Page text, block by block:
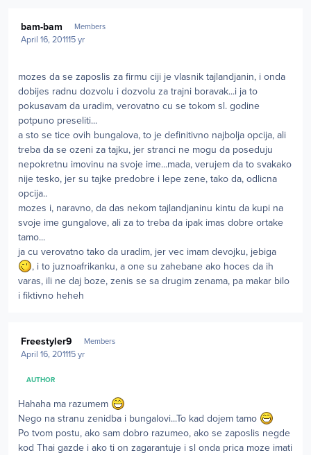
bam-bam Members
April 16, 201115 yr
mozes da se zaposlis za firmu ciji je vlasnik tajlandjanin, i onda
dobijes radnu dozvolu i dozvolu za trajni boravak...i ja to
pokusavam da uradim, verovatno cu se tokom sl. godine
potpuno preseliti...
a sto se tice ovih bungalova, to je definitivno najbolja opcija, ali
treba da se ozeni za tajku, jer stranci ne mogu da poseduju
nepokretnu imovinu na svoje ime...mada, verujem da to svakako
nije tesko, jer su tajke predobre i lepe zene, tako da, odlicna
opcija..
mozes i, naravno, da das nekom tajlandjaninu kintu da kupi na
svoje ime gungalove, ali za to treba da ipak imas dobre ortake
tamo...
ja cu verovatno tako da uradim, jer vec imam devojku, jebiga
, i to juznoafrikanku, a one su zahebane ako hoces da ih
varas, ili ne daj boze, zenis se sa drugim zenama, pa makar bilo
i fiktivno heheh
Freestyler9 Members
April 16, 201115 yr
AUTHOR
Hahaha ma razumem
Nego na stranu zenidba i bungalovi...To kad dojem tamo
Po tvom postu, ako sam dobro razumeo, ako se zaposlis negde
kod Thai gazde i ako ti on zagarantuje i sl onda prica moze imati